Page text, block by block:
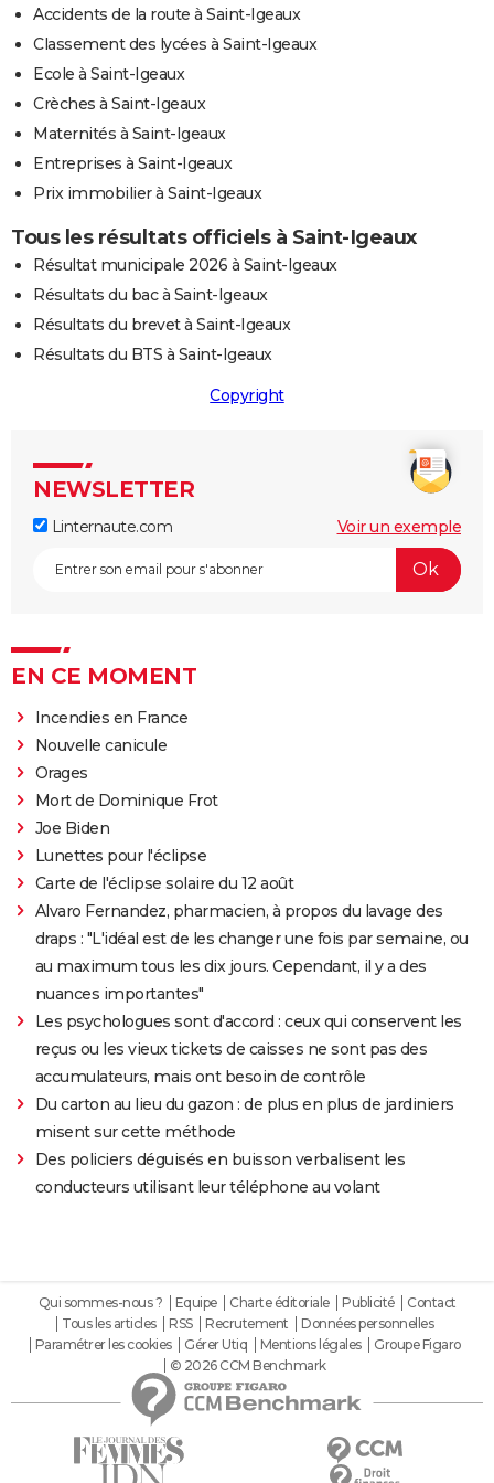
Accidents de la route à Saint-Igeaux
Classement des lycées à Saint-Igeaux
Ecole à Saint-Igeaux
Crèches à Saint-Igeaux
Maternités à Saint-Igeaux
Entreprises à Saint-Igeaux
Prix immobilier à Saint-Igeaux
Tous les résultats officiels à Saint-Igeaux
Résultat municipale 2026 à Saint-Igeaux
Résultats du bac à Saint-Igeaux
Résultats du brevet à Saint-Igeaux
Résultats du BTS à Saint-Igeaux
Copyright
NEWSLETTER
Linternaute.com Voir un exemple
EN CE MOMENT
Incendies en France
Nouvelle canicule
Orages
Mort de Dominique Frot
Joe Biden
Lunettes pour l'éclipse
Carte de l'éclipse solaire du 12 août
Alvaro Fernandez, pharmacien, à propos du lavage des
draps : "L'idéal est de les changer une fois par semaine, ou
au maximum tous les dix jours. Cependant, il y a des
nuances importantes"
Les psychologues sont d'accord : ceux qui conservent les
reçus ou les vieux tickets de caisses ne sont pas des
accumulateurs, mais ont besoin de contrôle
Du carton au lieu du gazon : de plus en plus de jardiniers
misent sur cette méthode
Des policiers déguisés en buisson verbalisent les
conducteurs utilisant leur téléphone au volant
Qui sommes-nous ? Equipe Charte éditoriale Publicité
Contact
Tous les articles
RSS Recrutement
Données personnelles
Paramétrer les cookies
Gérer Utiq Mentions légales
Groupe Figaro
© 2026 CCM Benchmark